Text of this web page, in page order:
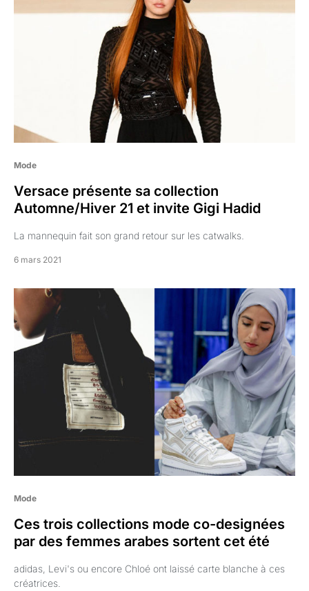
Mode
Versace présente sa collection
Automne/Hiver 21 et invite Gigi Hadid
La mannequin fait son grand retour sur les catwalks.
6 mars 2021
Mode
Ces trois collections mode co-designées
par des femmes arabes sortent cet été
adidas, Levi's ou encore Chloé ont laissé carte blanche à ces
créatrices.